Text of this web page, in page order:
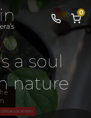
a soul
nature
0